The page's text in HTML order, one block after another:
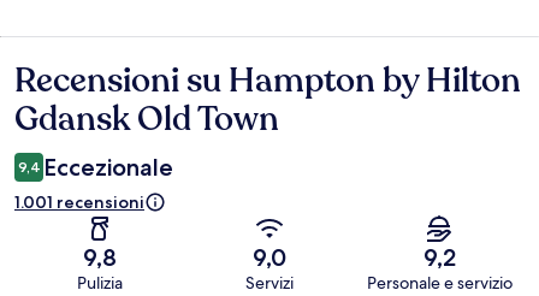
Recensioni
Recensioni su Hampton by Hilton
Gdansk Old Town
9,4 Eccezionale
1.001 recensioni
9,8
Pulizia
9,0
Servizi
9,2
Personale e servizio